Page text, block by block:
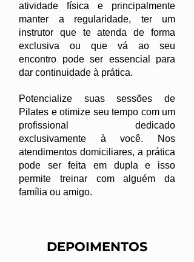
atividade física e principalmente
manter a regularidade, ter um
instrutor que te atenda de forma
exclusiva ou que vá ao seu
encontro pode ser essencial para
dar continuidade à prática.
Potencialize suas sessões de
Pilates e otimize seu tempo com um
profissional dedicado
exclusivamente à você. Nos
atendimentos domiciliares, a prática
pode ser feita em dupla e isso
permite treinar com alguém da
família ou amigo.
DEPOIMENTOS